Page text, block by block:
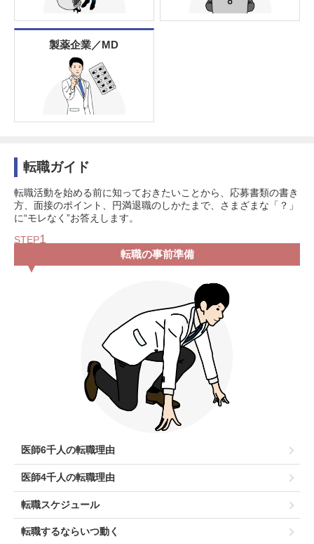
製薬企業／MD
転職ガイド
転職活動を始める前に知っておきたいことから、応募書類の書き
方、面接のポイント、円満退職のしかたまで、さまざまな「？」
に“モレなく”お答えします。
STEP1
転職の事前準備
医師6千人の転職理由
医師4千人の転職理由
転職スケジュール
転職するならいつ動く